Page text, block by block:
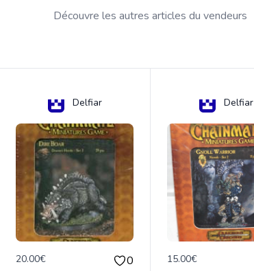
Découvre les autres articles du vendeurs
Delfiar
20.00€ 0
Delfiar
15.00€